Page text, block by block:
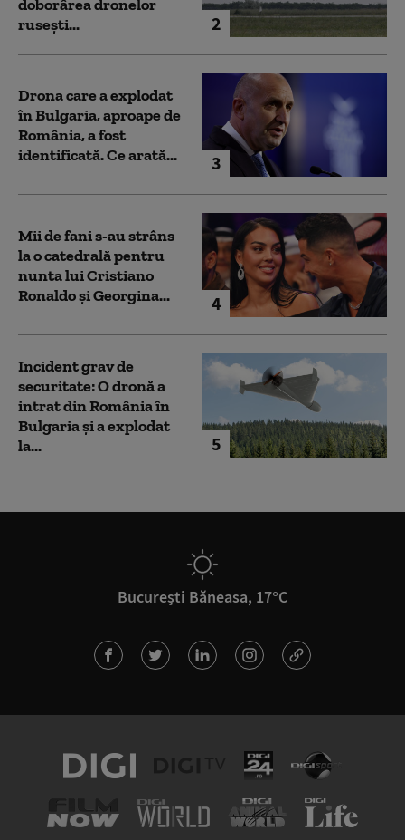
2
doborârea dronelor
rusești...
3
Drona care a explodat
în Bulgaria, aproape de
România, a fost
identificată. Ce arată...
4
Mii de fani s-au strâns
la o catedrală pentru
nunta lui Cristiano
Ronaldo şi Georgina...
5
Incident grav de
securitate: O dronă a
intrat din România în
Bulgaria şi a explodat
la...
București Băneasa, 17°C